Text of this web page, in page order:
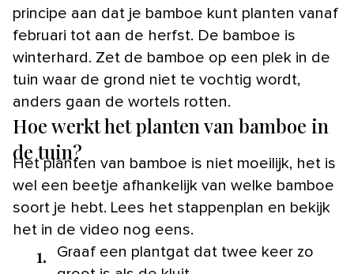
principe aan dat je bamboe kunt planten vanaf
februari tot aan de herfst. De bamboe is
winterhard. Zet de bamboe op een plek in de
tuin waar de grond niet te vochtig wordt,
anders gaan de wortels rotten.
Hoe werkt het planten van bamboe in
de tuin?
Het planten van bamboe is niet moeilijk, het is
wel een beetje afhankelijk van welke bamboe
soort je hebt. Lees het stappenplan en bekijk
het in de video nog eens.
1.
Graaf een plantgat dat twee keer zo